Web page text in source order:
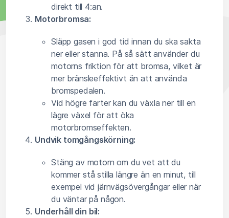
direkt till 4:an.
Motorbromsa:
Släpp gasen i god tid innan du ska sakta
ner eller stanna. På så sätt använder du
motorns friktion för att bromsa, vilket är
mer bränsleeffektivt än att använda
bromspedalen.
Vid högre farter kan du växla ner till en
lägre växel för att öka
motorbromseffekten.
Undvik tomgångskörning:
Stäng av motorn om du vet att du
kommer stå stilla längre än en minut, till
exempel vid järnvägsövergångar eller när
du väntar på någon.
Underhåll din bil: